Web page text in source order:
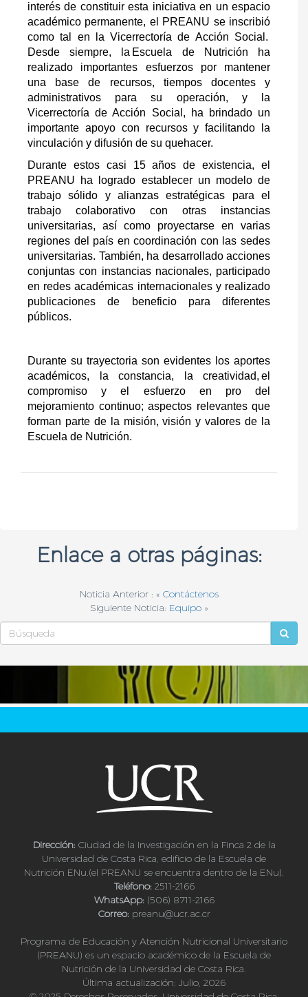
interés de constituir esta iniciativa en un espacio
académico permanente, el PREANU se inscribió
como tal en la Vicerrectoría de Acción Social.
Desde siempre, la Escuela de Nutrición ha
realizado importantes esfuerzos por mantener
una base de recursos, tiempos docentes y
administrativos para su operación, y la
Vicerrectoría de Acción Social, ha brindado un
importante apoyo con recursos y facilitando la
vinculación y difusión de su quehacer.
Durante estos casi 15 años de existencia, el
PREANU ha logrado establecer un modelo de
trabajo sólido y alianzas estratégicas para el
trabajo colaborativo con otras instancias
universitarias, así como proyectarse en varias
regiones del país en coordinación con las sedes
universitarias. También, ha desarrollado acciones
conjuntas con instancias nacionales, participado
en redes académicas internacionales y realizado
publicaciones de beneficio para diferentes
públicos.
Durante su trayectoria son evidentes los aportes
académicos, la constancia, la creatividad, el
compromiso y el esfuerzo en pro del
mejoramiento continuo; aspectos relevantes que
forman parte de la misión, visión y valores de la
Escuela de Nutrición.
Enlace a otras páginas:
Noticia Anterior : « Contáctenos
Siguiente Noticia: Equipo»
Dirección:Ciudad de la Investigación en la Finca 2 de la
Universidad de Costa Rica, edificio de la Escuela de
Nutrición ENu.(el PREANU se encuentra dentro de la ENu).
Teléfono:2511-2166
WhatsApp:(506) 8711-2166
Correo:preanu@ucr.ac.cr
Programa de Educación y Atención Nutricional Universitario
(PREANU) es un espacio académico de la Escuela de
Nutrición de la Universidad de Costa Rica.
Última actualización: Julio, 2026